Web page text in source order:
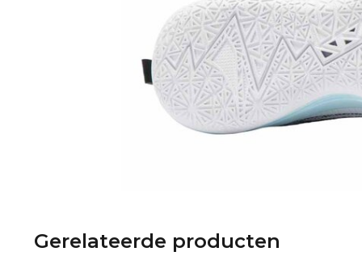
Gerelateerde producten